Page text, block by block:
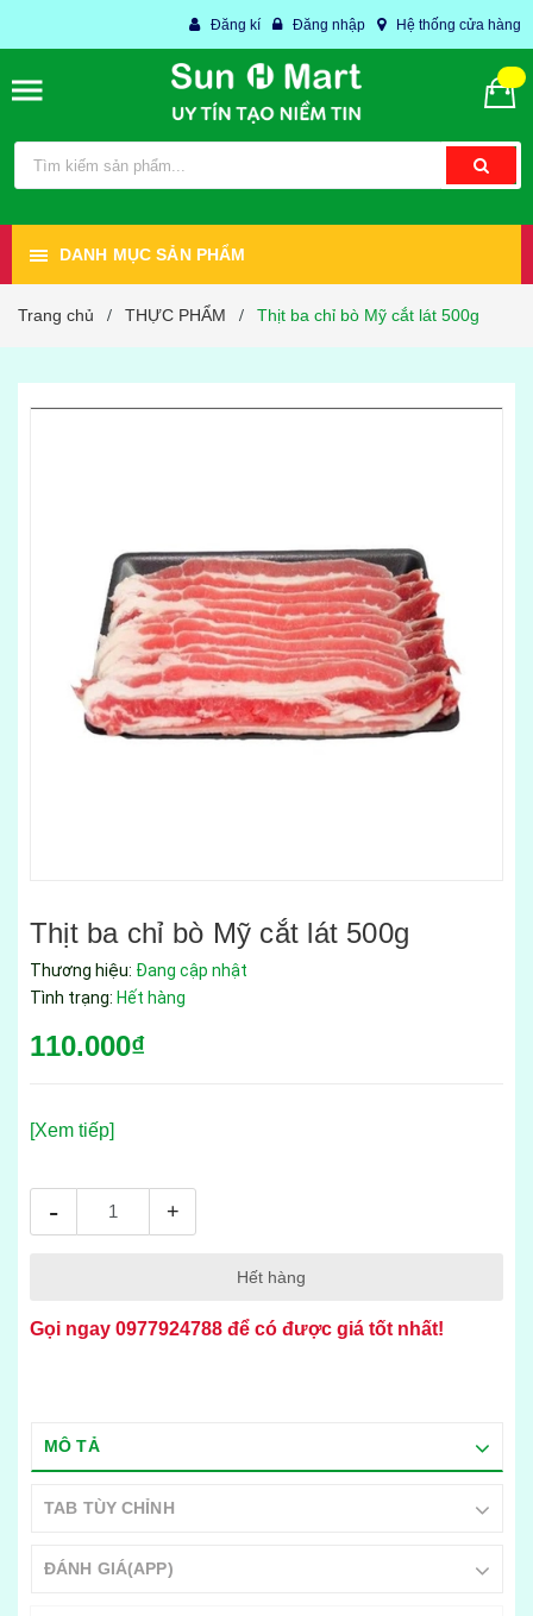
Đăng kí Đăng nhập Hệ thống cửa hàng
DANH MỤC SẢN PHẨM
Trang chủ / THỰC PHẨM / Thịt ba chỉ bò Mỹ cắt lát 500g
Thịt ba chỉ bò Mỹ cắt lát 500g
Thương hiệu: Đang cập nhật
Tình trạng: Hết hàng
110.000₫
[Xem tiếp]
- +
Hết hàng
Gọi ngay 0977924788 để có được giá tốt nhất!
MÔ TẢ
TAB TÙY CHỈNH
ĐÁNH GIÁ(APP)